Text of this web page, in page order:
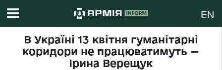
EN
В Україні 13 квітня гуманітарні
коридори не працюватимуть —
Ірина Верещук